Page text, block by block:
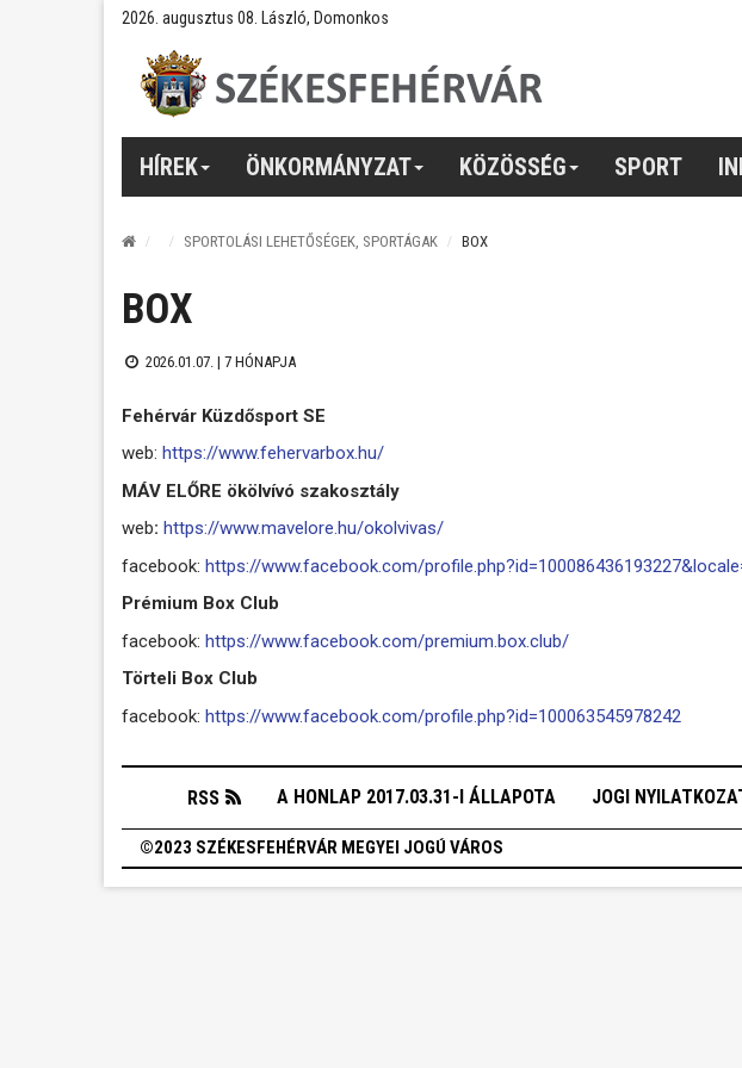
2026. augusztus 08. László, Domonkos
HÍREK ÖNKORMÁNYZAT KÖZÖSSÉG SPORT
SPORTOLÁSI LEHETŐSÉGEK, SPORTÁGAK BOX
BOX
2026.01.07. | 7 HÓNAPJA
Fehérvár Küzdősport SE
web: https://www.fehervarbox.hu/
MÁV ELŐRE ökölvívó szakosztály
web: https://www.mavelore.hu/okolvivas/
facebook: https://www.facebook.com/
Prémium Box Club
facebook: https://www.facebook.com/premium.box.club/
Törteli Box Club
facebook: https://www.facebook.com/profile.php?id=100063545978242
RSS A HONLAP 2017.03.31-I ÁLLAPOTA JOGI
©2023 SZÉKESFEHÉRVÁR MEGYEI JOGÚ VÁROS